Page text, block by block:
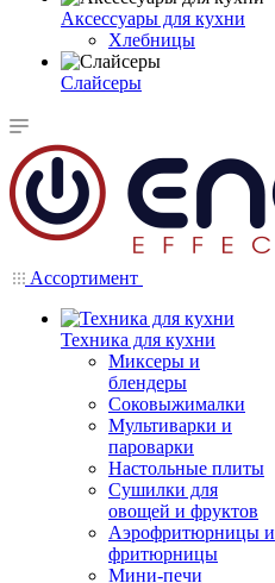
Аксессуары для кухни
Хлебницы
Слайсеры
Ассортимент
Техника для кухни
Миксеры и
блендеры
Соковыжималки
Мультиварки и
пароварки
Настольные плиты
Сушилки для
овощей и фруктов
Аэрофритюрницы и
фритюрницы
Мини-печи